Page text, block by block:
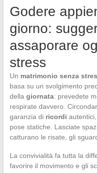
Godere
giorno:
assaporare
stress
Un matrimonio senza
basa su un svolgimento
della giornata: prevedete
respirate davvero.
garanzia di ricordi
pose statiche. Lasciate
catturano le risate, gli
La convivialità fa tutta la
favorire il movimento e gli